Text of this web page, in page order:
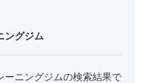
ングジム
ーニングジムの検索結果で